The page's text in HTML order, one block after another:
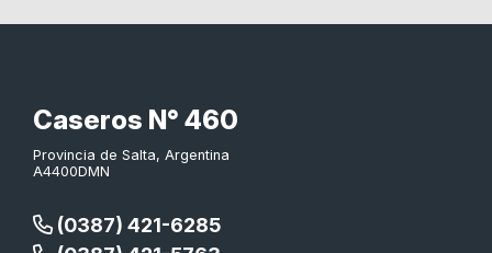
Caseros N° 460
Provincia de Salta, Argentina
A4400DMN
(0387) 421-6285